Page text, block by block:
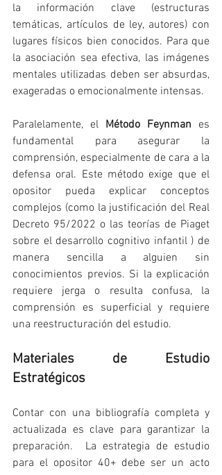
la información clave (estructuras
temáticas, artículos de ley, autores) con
lugares físicos bien conocidos. Para que
la asociación sea efectiva, las imágenes
mentales utilizadas deben ser absurdas,
exageradas o emocionalmente intensas.
Paralelamente, el Método Feynman es
fundamental para asegurar la
comprensión, especialmente de cara a la
defensa oral. Este método exige que el
opositor pueda explicar conceptos
complejos (como la justificación del Real
Decreto 95/2022 o las teorías de Piaget
sobre el desarrollo cognitivo infantil ) de
manera sencilla a alguien sin
conocimientos previos. Si la explicación
requiere jerga o resulta confusa, la
comprensión es superficial y requiere
una reestructuración del estudio.
Materiales de Estudio
Estratégicos
Contar con una bibliografía completa y
actualizada es clave para garantizar la
preparación.  La estrategia de estudio
para el opositor 40+ debe ser un acto